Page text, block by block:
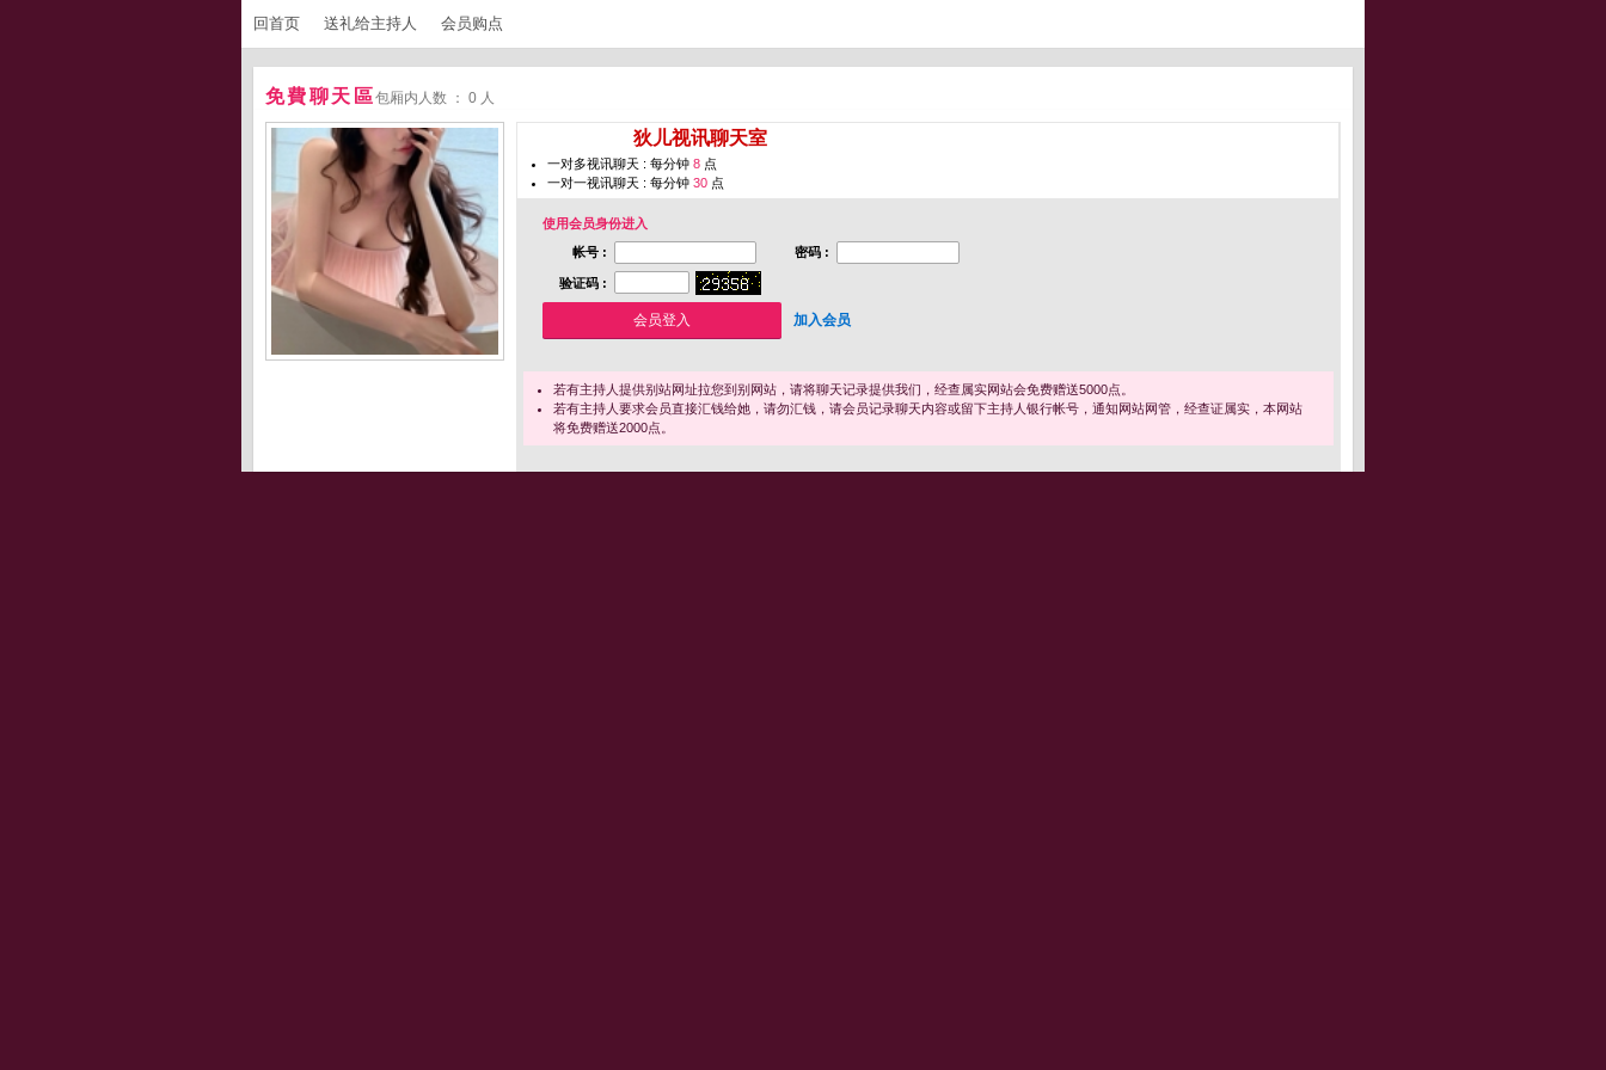
回首页 送礼给主持人 会员购点
免費聊天區包厢内人数 ： 0 人
狄儿视讯聊天室
一对多视讯聊天 : 每分钟 8 点
一对一视讯聊天 : 每分钟 30 点
使用会员身份进入
帐号 :
密码 :
验证码 :
加入会员
若有主持人提供别站网址拉您到别网站，请将聊天记录提供我们，经查属实网站会免费赠送5000点。
若有主持人要求会员直接汇钱给她，请勿汇钱，请会员记录聊天内容或留下主持人银行帐号，通知网站网管，经查证属实，本网站
将免费赠送2000点。